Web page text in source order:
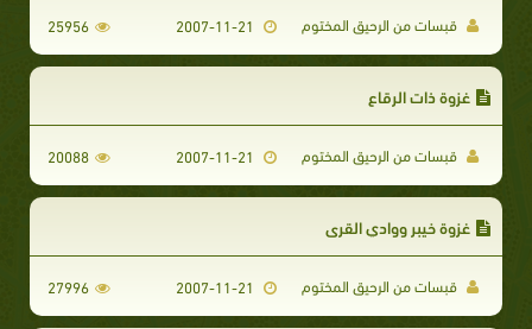
قبسات من الرحيق المختوم 25956
غزوة ذات الرقاع
قبسات من الرحيق المختوم 20088
غزوة خيبر ووادي القرى
قبسات من الرحيق المختوم 27996